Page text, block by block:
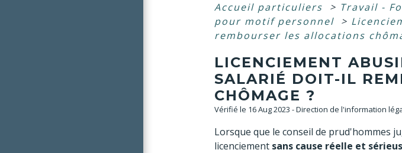
Accueil particuliers > Travail -
pour motif personnel >
rembourser les allocations
LICENCIEMENT
SALARIÉ DOIT-IL
CHÔMAGE ?
Vérifié le 16 Aug 2023 - Direction de l'information
Lorsque que le conseil de prud'hommes
licenciementsans cause réelle et